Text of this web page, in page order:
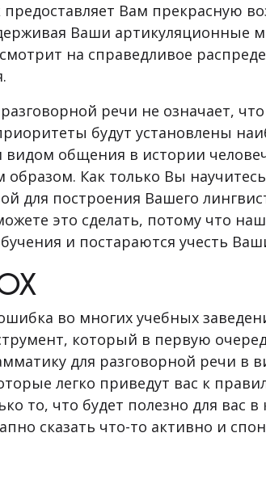
Вам прекрасную
Ваши артикуляционные
на справедливое
речи не означает,
будут установлены
общения в истории
Как только Вы
для построения Вашего
это сделать, потому что
и постараются учесть
во многих учебных
который в первую
для разговорной речи в
легко приведут вас к
то, что будет полезно для
сказать что-то активно и